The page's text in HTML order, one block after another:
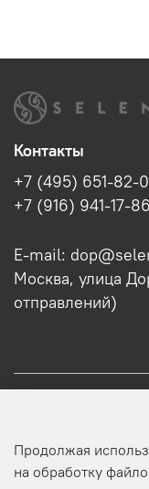
Оптовикам
Контакты
+7 (495) 651-82-
+7 (916) 941-17-86
E-mail:
Москва, улица
отправлений)
Продолжая
на обработку